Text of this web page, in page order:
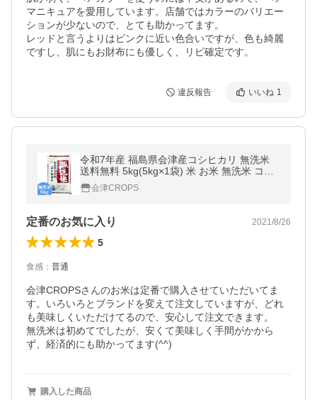
マニキュアを愛用しています。店舗ではカラーのバリエー
ションが少ないので、とても助かってます。
レッドと言うよりはピンクに近い色合いですが、色も綺麗
ですし、肌にもお財布にも優しく、リピ確定です。
違反報告 いいね 1
令和7年産 福島県会津産コシヒカリ 無洗米
送料無料 5kg(5kg×1袋) 米 お米 無洗米 コメ
こめ 無洗米 5kg
会津CROPS
定番のお気に入り 2021/8/26
5
食感 ： 普通
会津CROPSさんのお米は定番で購入させていただいてま
す。いろいろとブランドを変えて注文していますが、どれ
も美味しくいただけてるので、安心して注文できます。
無洗米は初めてでしたが、安くて美味しく手間がかから
ず、経済的にも助かってます(^^)
購入した商品